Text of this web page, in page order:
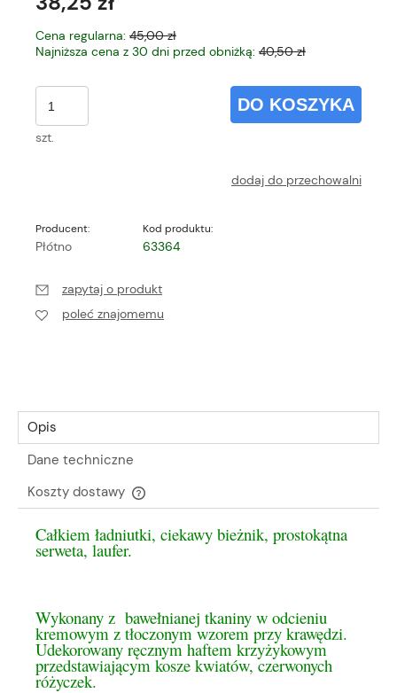
Cena regularna: 45,00 zł
Najniższa cena z 30 dni przed obniżką: 40,50 zł
szt.
DO KOSZYKA
dodaj do przechowalni
Producent:
Płótno
Kod produktu:
63364
zapytaj o produkt
poleć znajomemu
Opis
Dane techniczne
Koszty dostawy
Cena nie zawiera ewentualnych kosztów płatności
Całkiem ładniutki, ciekawy bieżnik, prostokątna
serweta, laufer.
Wykonany z bawełnianej tkaniny w odcieniu
kremowym z tłoczonym wzorem przy krawędzi.
Udekorowany ręcznym haftem krzyżykowym
przedstawiającym kosze kwiatów, czerwonych
różyczek.